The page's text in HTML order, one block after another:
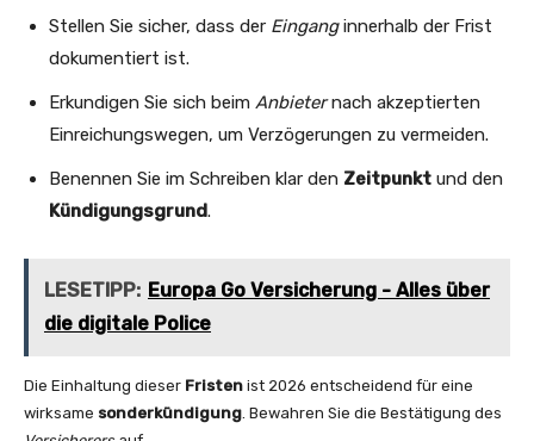
Stellen Sie sicher, dass der Einganginnerhalb der Frist
dokumentiert ist.
Erkundigen Sie sich beim Anbieternach akzeptierten
Einreichungswegen, um Verzögerungen zu vermeiden.
Benennen Sie im Schreiben klar den Zeitpunkt und den
Kündigungsgrund.
LESETIPP: Europa Go Versicherung - Alles über
die digitale Police
Die Einhaltung dieser Fristen ist 2026 entscheidend für eine
wirksame sonderkündigung. Bewahren Sie die Bestätigung des